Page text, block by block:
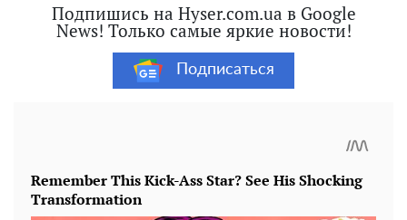
Подпишись на Hyser.com.ua в Google
News! Только самые яркие новости!
Подписаться